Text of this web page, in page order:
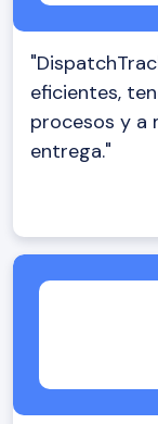
eficientes,
procesos y a
entrega."